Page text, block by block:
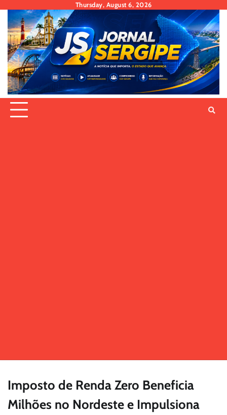
content
Thursday, August 6, 2026
Imposto de Renda Zero Beneficia
Milhões no Nordeste e Impulsiona